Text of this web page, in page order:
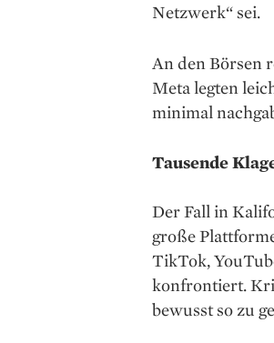
Netzwerk“ sei.
An den Börsen
Meta legten
minimal
Tausende
Der Fall in
große
TikTok,
konfrontiert.
bewusst so zu